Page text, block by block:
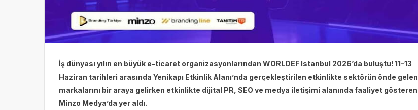
İş dünyası yılın en büyük e-ticaret organizasyonlarından WORLDEF Istanbul 2026’da buluştu! 11-13
Haziran tarihleri arasında Yenikapı Etkinlik Alanı’nda gerçekleştirilen etkinlikte sektörün önde gelen
markalarını bir araya gelirken etkinlikte dijital PR, SEO ve medya iletişimi alanında faaliyet gösteren
Minzo Medya’da yer aldı.